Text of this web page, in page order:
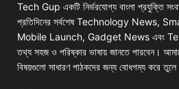
Tech Gup একটি নির্ভরযোগ্য বাংলা প্রযুক্তি
প্রতিদিনের সর্বশেষ Technology News,
Mobile Launch, Gadget News এবং
তথ্য সহজ ও পরিষ্কার ভাষায় জানতে পারবেন।
বিষয়গুলো সাধারণ পাঠকদের জন্য বোধগম্য করে তুলে